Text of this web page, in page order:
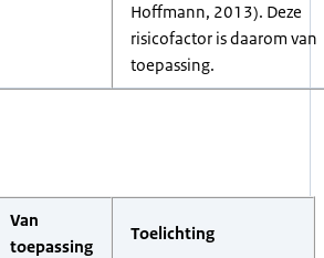
Hoffmann, 2013). Deze
risicofactor is daarom van
toepassing.
Van
toepassing
Toelichting